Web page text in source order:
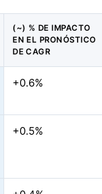
(~) % DE IMPACTO
EN EL PRONÓSTICO
DE CAGR
+0.6%
+0.5%